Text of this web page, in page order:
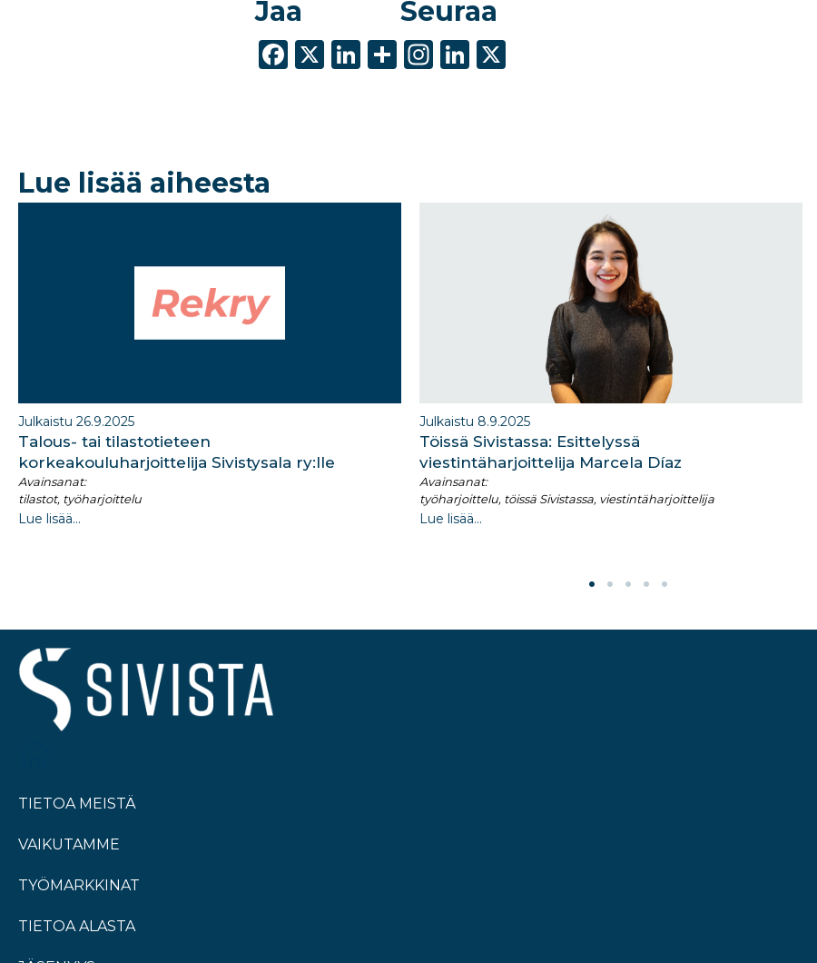
Jaa
F
o
X Li
n
S
Seuraa
In
m
Li
n
X
Lue lisää aiheesta
Julkaistu 26.9.2025
Talous- tai tilastotieteen
korkeakouluharjoittelija Sivistysala ry:lle
Avainsanat:
tilastot, työharjoittelu
Lue lisää...
Julkaistu 8.9.2025
Töissä Sivistassa: Esittelyssä
viestintäharjoittelija Marcela Díaz
Avainsanat:
työharjoittelu, töissä Sivistassa, viestintäharjoittelija
Lue lisää...
TIETOA MEISTÄ
VAIKUTAMME
TYÖMARKKINAT
TIETOA ALASTA